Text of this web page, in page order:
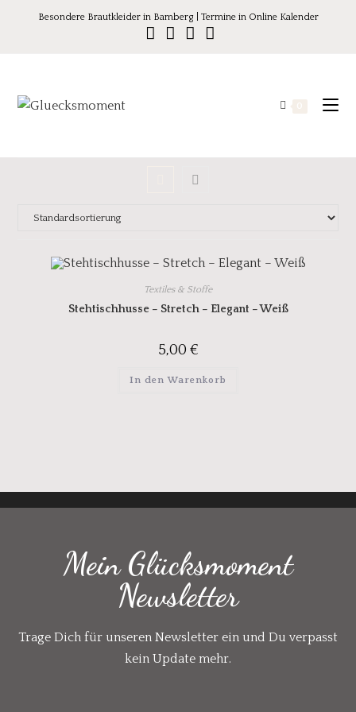
Besondere Brautkleider in Bamberg | Termine in Online Kalender
Textiles & Stoffe
Stehtischhusse – Stretch – Elegant – Weiß
5,00 €
In den Warenkorb
Mein Glücksmoment
Newsletter
Trage Dich für unseren Newsletter ein und Du verpasst
kein Update mehr.